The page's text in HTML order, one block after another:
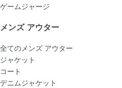
ゲームジャージ
メンズ アウター
全てのメンズ アウター
ジャケット
コート
デニムジャケット